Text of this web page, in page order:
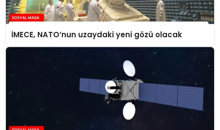
İMECE, NATO’nun uzaydaki yeni gözü olacak